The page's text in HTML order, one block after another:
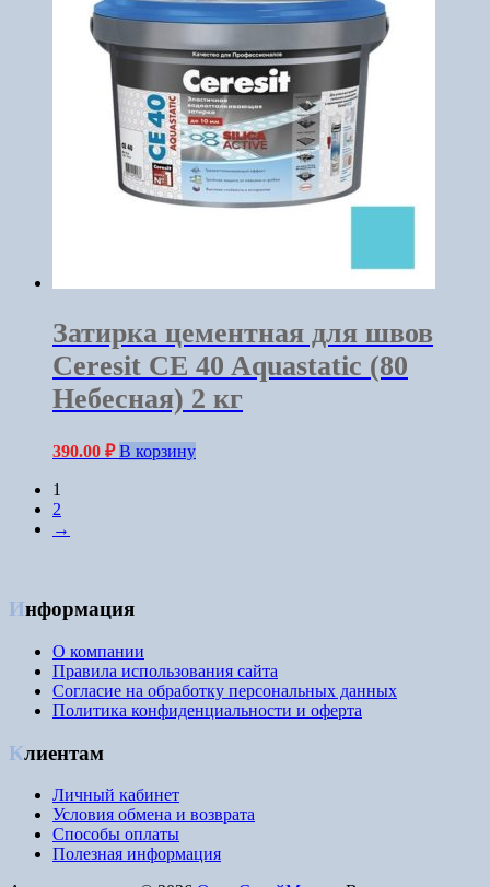
Затирка цементная для швов
Ceresit CE 40 Aquastatic (80
Небесная) 2 кг
390.00 ₽ В корзину
1
2
→
Информация
О компании
Правила использования сайта
Согласие на обработку персональных данных
Политика конфиденциальности и оферта
Клиентам
Личный кабинет
Условия обмена и возврата
Способы оплаты
Полезная информация